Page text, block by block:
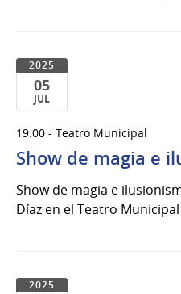
2025
05
JUL
de
Jul
2025
19:00 - Teatro Municipal
Show de magia e
Show de magia e
Díaz en el Teatro
2025